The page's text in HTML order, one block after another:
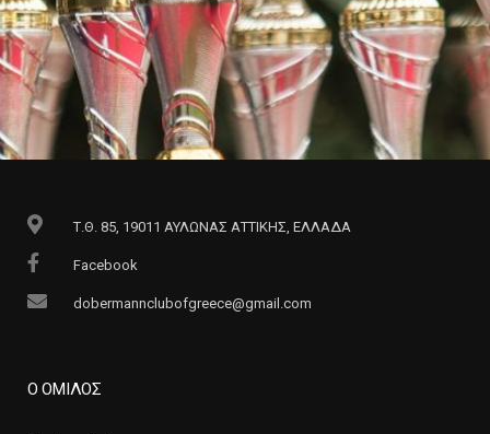
Τ.Θ. 85, 19011 ΑΥΛΩΝΑΣ ΑΤΤΙΚΗΣ, ΕΛΛΑΔΑ
Facebook
dobermannclubofgreece@gmail.com
Ο ΟΜΙΛΟΣ